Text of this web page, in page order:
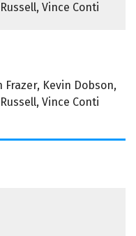
Vince Conti
Frazer, Kevin Dobson,
Vince Conti